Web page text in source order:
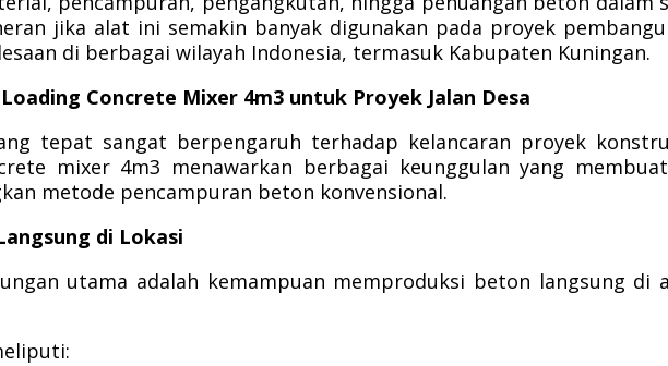
jika alat ini semakin banyak digunakan pada proyek
di berbagai wilayah Indonesia, termasuk Kabupaten Kuningan.
Concrete Mixer 4m3 untuk Proyek Jalan Desa
tepat sangat berpengaruh terhadap kelancaran proyek
mixer 4m3 menawarkan berbagai keunggulan yang
metode pencampuran beton konvensional.
di Lokasi
utama adalah kemampuan memproduksi beton langsung di